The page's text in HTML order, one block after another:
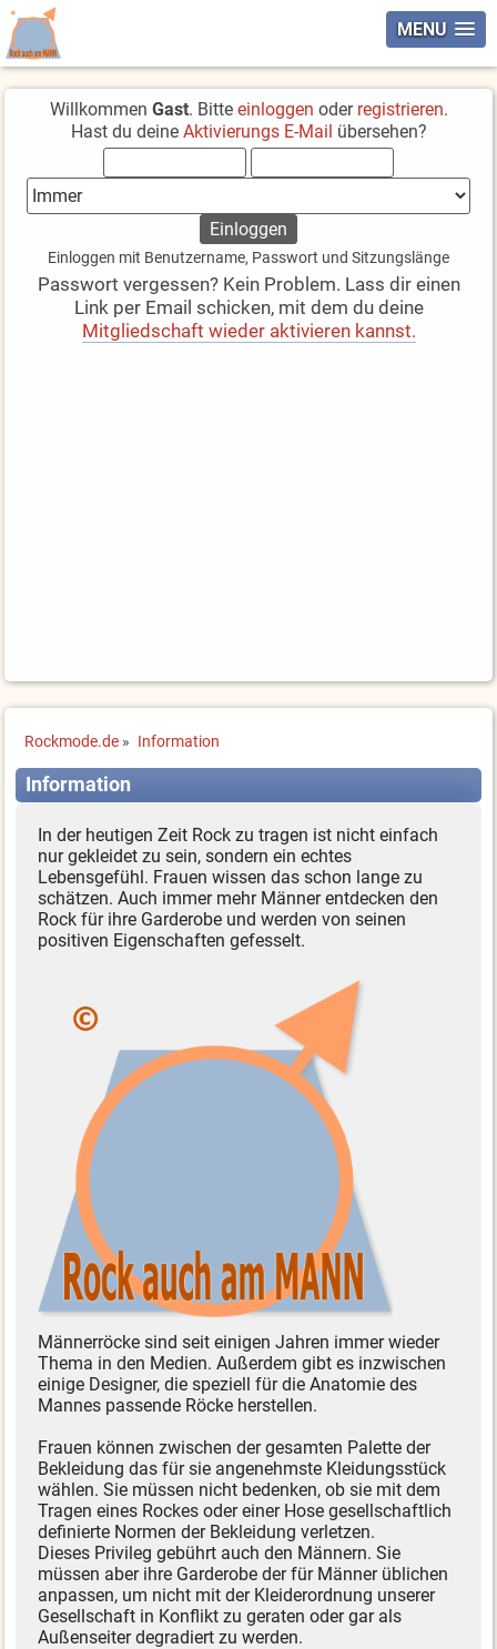
MENU
Willkommen Gast. Bitte einloggen oder registrieren.
Hast du deine Aktivierungs E-Mail übersehen?
Einloggen mit Benutzername, Passwort und Sitzungslänge
Passwort vergessen? Kein Problem. Lass dir einen
Link per Email schicken, mit dem du deine
Mitgliedschaft wieder aktivieren kannst.
Rockmode.de » Information
Information
In der heutigen Zeit Rock zu tragen ist nicht einfach
nur gekleidet zu sein, sondern ein echtes
Lebensgefühl. Frauen wissen das schon lange zu
schätzen. Auch immer mehr Männer entdecken den
Rock für ihre Garderobe und werden von seinen
positiven Eigenschaften gefesselt.
Männerröcke sind seit einigen Jahren immer wieder
Thema in den Medien. Außerdem gibt es inzwischen
einige Designer, die speziell für die Anatomie des
Mannes passende Röcke herstellen.
Frauen können zwischen der gesamten Palette der
Bekleidung das für sie angenehmste Kleidungsstück
wählen. Sie müssen nicht bedenken, ob sie mit dem
Tragen eines Rockes oder einer Hose gesellschaftlich
definierte Normen der Bekleidung verletzen.
Dieses Privileg gebührt auch den Männern. Sie
müssen aber ihre Garderobe der für Männer üblichen
anpassen, um nicht mit der Kleiderordnung unserer
Gesellschaft in Konflikt zu geraten oder gar als
Außenseiter degradiert zu werden.